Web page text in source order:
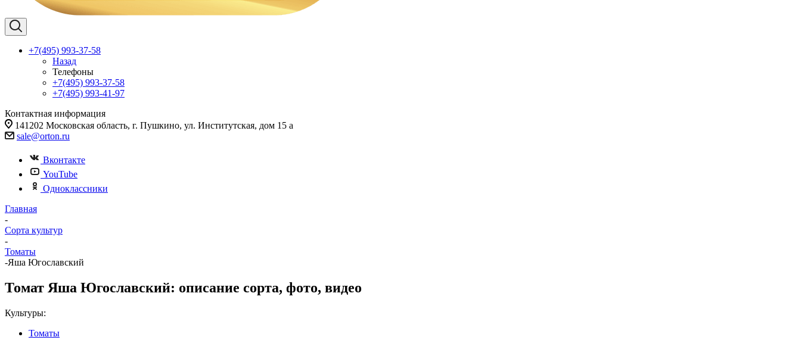
+7(495) 993-37-58
Назад
Телефоны
+7(495) 993-37-58
+7(495) 993-41-97
Контактная информация
141202 Московская область, г. Пушкино, ул. Институтская, дом 15 а
sale@orton.ru
Вконтакте
YouTube
Одноклассники
Главная
-
Сорта культур
-
Томаты
-Яша Югославский
Томат Яша Югославский: описание сорта, фото, видео
Культуры:
Томаты